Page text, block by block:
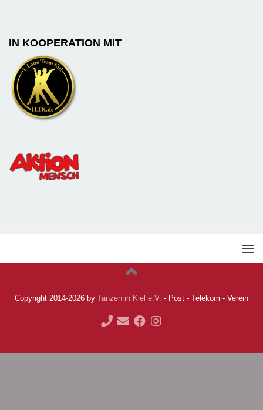
IN KOOPERATION MIT
Copyright 2014-2026 by Tanzen in Kiel e.V. - Post - Telekom - Verein